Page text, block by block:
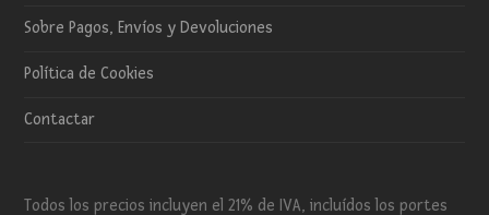
Sobre Pagos, Envíos y Devoluciones
Política de Cookies
Contactar
Todos los precios incluyen el 21% de IVA, incluídos los portes